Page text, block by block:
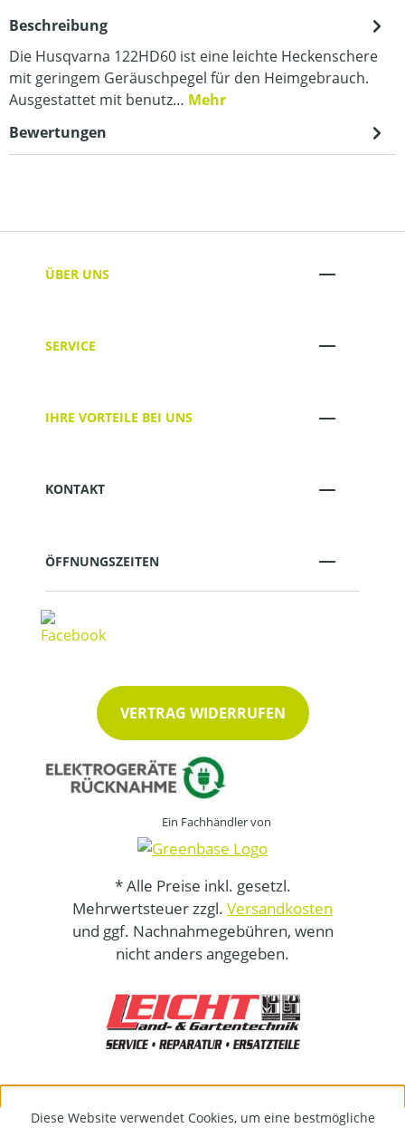
Beschreibung
Die Husqvarna 122HD60 ist eine leichte Heckenschere
mit geringem Geräuschpegel für den Heimgebrauch.
Ausgestattet mit benutz… Mehr
Bewertungen
ÜBER UNS
SERVICE
IHRE VORTEILE BEI UNS
KONTAKT
ÖFFNUNGSZEITEN
VERTRAG WIDERRUFEN
Ein Fachhändler von
* Alle Preise inkl. gesetzl.
Mehrwertsteuer zzgl. Versandkosten
und ggf. Nachnahmegebühren, wenn
nicht anders angegeben.
Diese Website verwendet Cookies, um eine bestmögliche